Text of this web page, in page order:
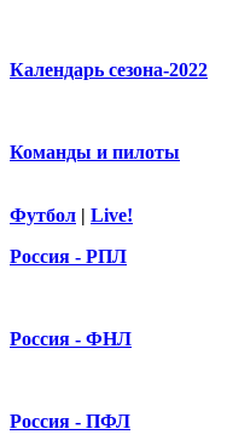
Календарь сезона-2022
Команды и пилоты
Футбол | Live!
Россия - РПЛ
Россия - ФНЛ
Россия - ПФЛ